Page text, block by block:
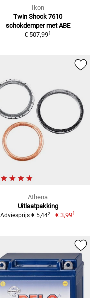
Ikon
Twin Shock 7610
schokdemper met ABE
€ 507,991
Athena
Uitlaatpakking
Adviesprijs € 5,442 € 3,991